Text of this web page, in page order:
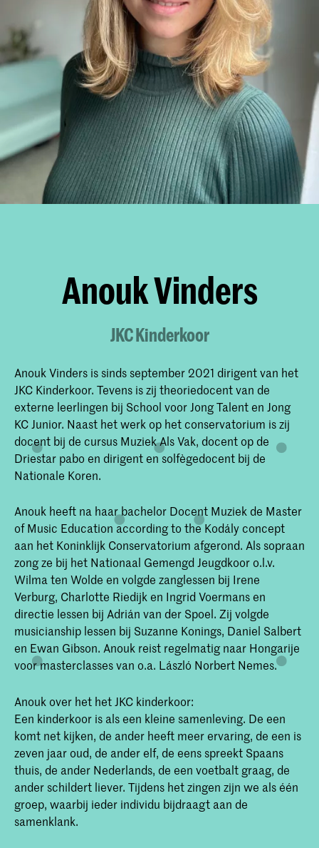
Anouk Vinders
JKC Kinderkoor
Anouk Vinders is sinds september 2021 dirigent van het
JKC Kinderkoor. Tevens is zij theoriedocent van de
externe leerlingen bij School voor Jong Talent en Jong
KC Junior. Naast het werk op het conservatorium is zij
docent bij de cursus Muziek Als Vak, docent op de
Driestar pabo en dirigent en solfègedocent bij de
Nationale Koren.
Anouk heeft na haar bachelor Docent Muziek de Master
of Music Education according to the Kodály concept
aan het Koninklijk Conservatorium afgerond. Als sopraan
zong ze bij het Nationaal Gemengd Jeugdkoor o.l.v.
Wilma ten Wolde en volgde zanglessen bij Irene
Verburg, Charlotte Riedijk en Ingrid Voermans en
directie lessen bij Adrián van der Spoel. Zij volgde
musicianship lessen bij Suzanne Konings, Daniel Salbert
en Ewan Gibson. Anouk reist regelmatig naar Hongarije
voor masterclasses van o.a. László Norbert Nemes.
Anouk over het het JKC kinderkoor:
Een kinderkoor is als een kleine samenleving. De een
komt net kijken, de ander heeft meer ervaring, de een is
zeven jaar oud, de ander elf, de eens spreekt Spaans
thuis, de ander Nederlands, de een voetbalt graag, de
ander schildert liever. Tijdens het zingen zijn we als één
groep, waarbij ieder individu bijdraagt aan de
samenklank.